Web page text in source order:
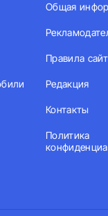
Общая
Правила
Редакция
Контакты
Политика